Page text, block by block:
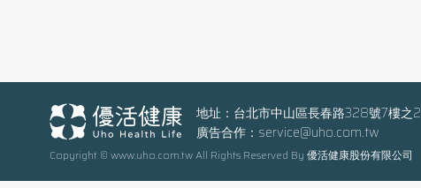
栓 嚴重恐造成心梗下肢血液回流時，需靠肌肉
去擠壓，若長期維持同一個姿勢，可能造成血液
循環不佳，血液黏稠度增加，使得靜脈血管內出
現血栓。如果血栓發生在大靜脈，隨著血流跑到
地址：台北市中山區長春路328號7樓之2
廣告合作： service@uho.com.tw
Copyright © www.uho.com.tw All Rights Reserved By 優活健康股份有限公司